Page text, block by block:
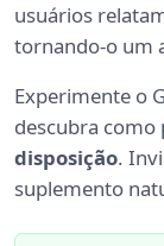
usuários
tornando-o um
Experimente o
descubra como
disposição.
suplemento